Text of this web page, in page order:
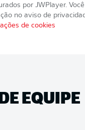
por JWPlayer. Você
no aviso de
de cookies
EQUIPE